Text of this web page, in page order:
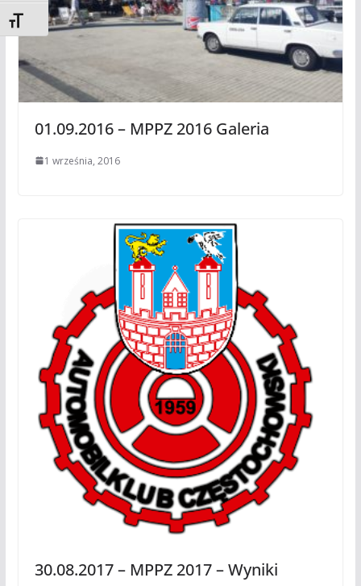
Toggle Font size
01.09.2016 – MPPZ 2016 Galeria
1 września, 2016
30.08.2017 – MPPZ 2017 – Wyniki